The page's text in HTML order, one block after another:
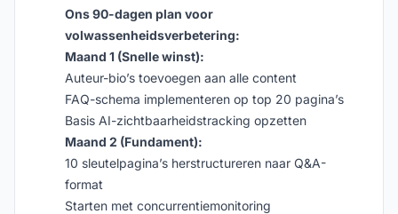
Ons 90-dagen plan voor
volwassenheidsverbetering:
Maand 1 (Snelle winst):
Auteur-bio’s toevoegen aan alle content
FAQ-schema implementeren op top 20 pagina’s
Basis AI-zichtbaarheidstracking opzetten
Maand 2 (Fundament):
10 sleutelpagina’s herstructureren naar Q&A-
format
Starten met concurrentiemonitoring